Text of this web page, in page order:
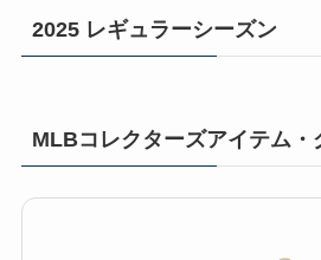
2025 レギュラーシーズン
MLBコレクターズアイテム・